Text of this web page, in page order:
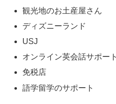
観光地のお土産屋さん
ディズニーランド
USJ
オンライン英会話サポート
免税店
語学留学のサポート